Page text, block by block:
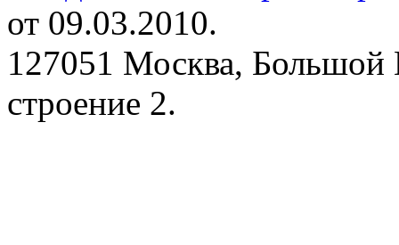
от 09.03.2010.
127051 Москва, Большой
строение 2.